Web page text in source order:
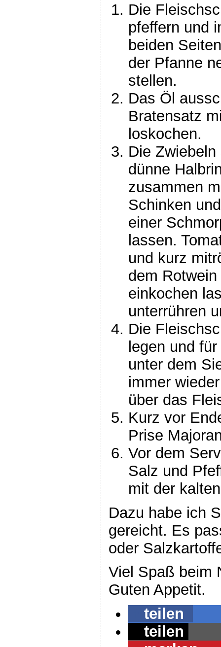
Die
pfeffern und
beiden
der Pfanne
stellen.
Das Öl
Bratensatz
loskochen.
Die
dünne
zusammen
Schinken
einer
lassen.
und kurz
dem
einkochen
unterrühren
Die
legen und
unter dem
immer
über das
Kurz vor
Prise
Vor dem
Salz und
mit der
Dazu habe ich
gereicht. Es
oder
Viel Spaß beim
Guten Appetit.
teilen
teilen